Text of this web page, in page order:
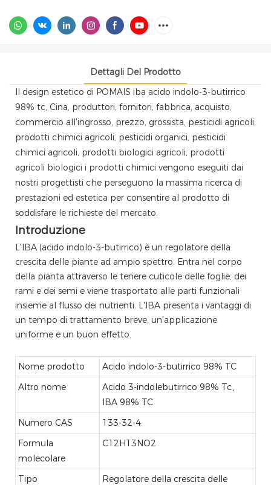
Dettagli Del Prodotto
Il design estetico di POMAIS iba acido indolo-3-butirrico
98% tc, Cina, produttori, fornitori, fabbrica, acquisto,
commercio all'ingrosso, prezzo, grossista, pesticidi agricoli,
prodotti chimici agricoli, pesticidi organici, pesticidi
chimici agricoli, prodotti biologici agricoli, prodotti
agricoli biologici i prodotti chimici vengono eseguiti dai
nostri progettisti che perseguono la massima ricerca di
prestazioni ed estetica per consentire al prodotto di
soddisfare le richieste del mercato.
Introduzione
L'IBA (acido indolo-3-butirrico) è un regolatore della
crescita delle piante ad ampio spettro. Entra nel corpo
della pianta attraverso le tenere cuticole delle foglie, dei
rami e dei semi e viene trasportato alle parti funzionali
insieme al flusso dei nutrienti. L'IBA presenta i vantaggi di
un tempo di trattamento breve, un'applicazione
uniforme e un buon effetto.
Nome prodotto
Acido indolo-3-butirrico 98% TC
Altro nome
Acido 3-indolebutirrico 98% Tc、
IBA 98% TC
Numero CAS
133-32-4
Formula
molecolare
C12H13NO2
Tipo
Regolatore della crescita delle